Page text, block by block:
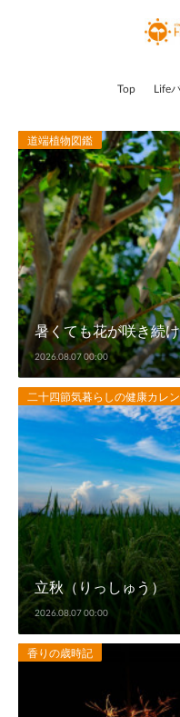
Top
道端植物図鑑
暑くても花が咲き続
2026.08.07 00:00
二十四節気暮らしの健康カレ
立秋（りっしゅう）
2026.08.07 00:00
香りの歳時記